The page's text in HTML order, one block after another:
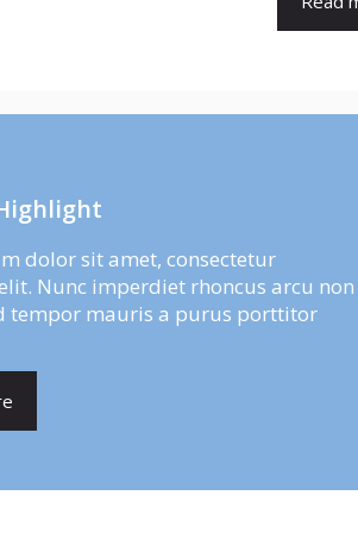
dolor sit amet, consectetur
Nunc imperdiet rhoncus arcu non
tempor mauris a purus porttitor